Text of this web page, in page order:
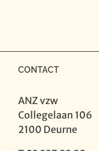
CONTACT
ANZ vzw
Collegelaan 106
2100 Deurne